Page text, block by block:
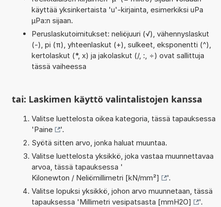
käyttää yksinkertaista 'u'-kirjainta, esimerkiksi uPa
µPa:n sijaan.
Peruslaskutoimitukset: neliöjuuri (√), vähennyslaskut
(-), pi (π), yhteenlaskut (+), sulkeet, eksponentti (^),
kertolaskut (*, x) ja jakolaskut (/, :, ÷) ovat sallittuja
tässä vaiheessa
tai: Laskimen käyttö valintalistojen kanssa
Valitse luettelosta oikea kategoria, tässä tapauksessa
'Paine
'.
Syötä sitten arvo, jonka haluat muuntaa.
Valitse luettelosta yksikkö, joka vastaa muunnettavaa
arvoa, tässä tapauksessa '
Kilonewton / Neliömillimetri [kN/mm²]
'.
Valitse lopuksi yksikkö, johon arvo muunnetaan, tässä
tapauksessa 'Millimetri vesipatsasta [mmH2O] '.